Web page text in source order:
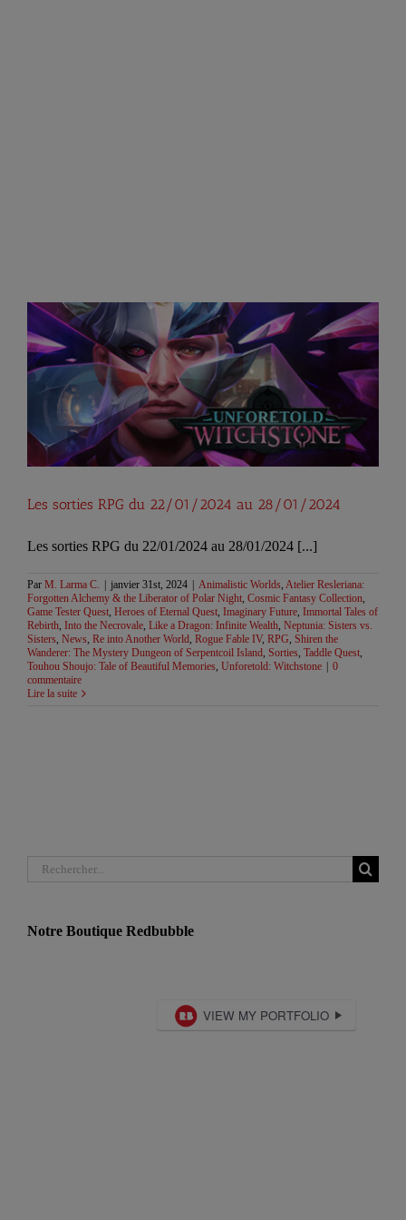
Les sorties RPG du 22/01/2024 au 28/01/2024
Les sorties RPG du 22/01/2024 au 28/01/2024 [...]
Par M. Larma C. janvier 31st, 2024 Animalistic Worlds, Atelier Resleriana:
Forgotten Alchemy & the Liberator of Polar Night, Cosmic Fantasy Collection,
Game Tester Quest, Heroes of Eternal Quest, Imaginary Future, Immortal Tales of
Rebirth, Into the Necrovale, Like a Dragon: Infinite Wealth, Neptunia: Sisters vs.
Sisters, News, Re into Another World, Rogue Fable IV, RPG, Shiren the
Wanderer: The Mystery Dungeon of Serpentcoil Island, Sorties, Taddle Quest,
Touhou Shoujo: Tale of Beautiful Memories, Unforetold: Witchstone
0
commentaire
Lire la suite
Rechercher:
Notre Boutique Redbubble